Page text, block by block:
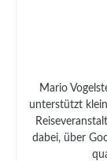
Mario
unterstützt
dabei, über